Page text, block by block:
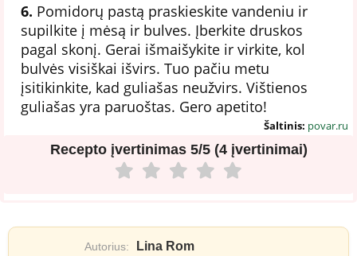
6. Pomidorų pastą praskieskite vandeniu ir
supilkite į mėsą ir bulves. Įberkite druskos
pagal skonį. Gerai išmaišykite ir virkite, kol
bulvės visiškai išvirs. Tuo pačiu metu
įsitikinkite, kad guliašas neužvirs. Vištienos
guliašas yra paruoštas. Gero apetito!
Šaltinis: povar.ru
Recepto įvertinimas 5/5 (4 įvertinimai)
Autorius: Lina Rom